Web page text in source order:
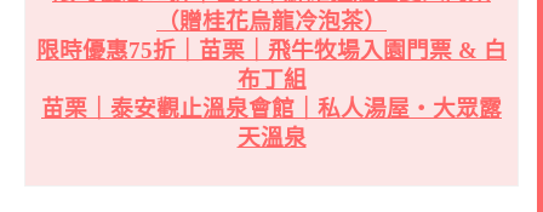
（贈桂花烏龍冷泡茶）
限時優惠75折｜苗栗｜飛牛牧場入園門票 & 白
布丁組
苗栗｜泰安觀止溫泉會館｜私人湯屋・大眾露
天溫泉